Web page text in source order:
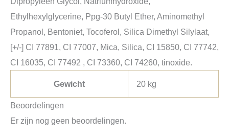
Ethylhexylglycerine, Ppg-30 Butyl Ether, Aminomethyl
Propanol, Bentoniet, Tocoferol, Silica Dimethyl Silylaat,
[+/-] CI 77891, CI 77007, Mica, Silica, CI 15850, CI 77742,
CI 16035, CI 77492 , CI 73360, CI 74260, tinoxide.
Gewicht 20 kg
Beoordelingen
Er zijn nog geen beoordelingen.